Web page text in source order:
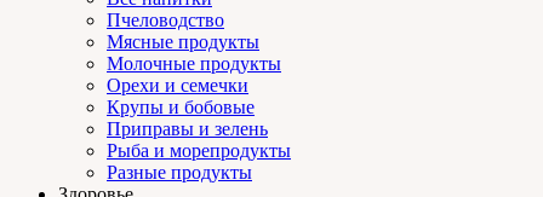
Пчеловодство
Мясные продукты
Молочные продукты
Орехи и семечки
Крупы и бобовые
Приправы и зелень
Рыба и морепродукты
Разные продукты